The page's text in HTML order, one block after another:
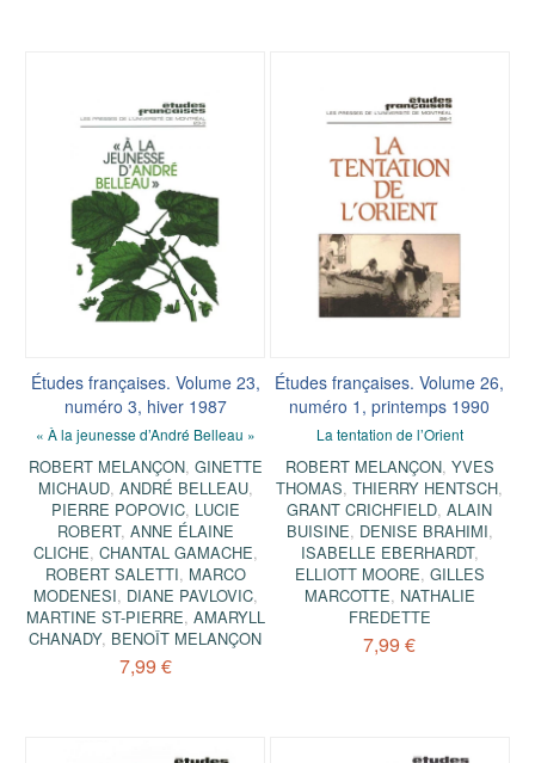
Études françaises. Volume 23,
numéro 3, hiver 1987
« À la jeunesse d’André Belleau »
ROBERT MELANÇON, GINETTE
MICHAUD, ANDRÉ BELLEAU,
PIERRE POPOVIC, LUCIE
ROBERT, ANNE ÉLAINE
CLICHE, CHANTAL GAMACHE,
ROBERT SALETTI, MARCO
MODENESI, DIANE PAVLOVIC,
MARTINE ST-PIERRE, AMARYLL
CHANADY, BENOÎT MELANÇON
7,99 €
Études françaises. Volume 26,
numéro 1, printemps 1990
La tentation de l’Orient
ROBERT MELANÇON, YVES
THOMAS,THIERRY HENTSCH,
GRANT CRICHFIELD,ALAIN
BUISINE, DENISE BRAHIMI,
ISABELLE EBERHARDT,
ELLIOTT MOORE, GILLES
MARCOTTE, NATHALIE
FREDETTE
7,99 €